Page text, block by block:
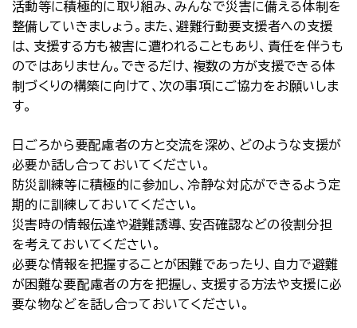
活動等に積極的に取り組み、みんなで災害に備える体制を
整備していきましょう。また、避難行動要支援者への支援
は、支援する方も被害に遭われることもあり、責任を伴うも
のではありません。できるだけ、複数の方が支援できる体
制づくりの構築に向けて、次の事項にご協力をお願いしま
す。
日ごろから要配慮者の方と交流を深め、どのような支援が
必要か話し合っておいてください。
防災訓練等に積極的に参加し、冷静な対応ができるよう定
期的に訓練しておいてください。
災害時の情報伝達や避難誘導、安否確認などの役割分担
を考えておいてください。
必要な情報を把握することが困難であったり、自力で避難
が困難な要配慮者の方を把握し、支援する方法や支援に必
要な物などを話し合っておいてください。